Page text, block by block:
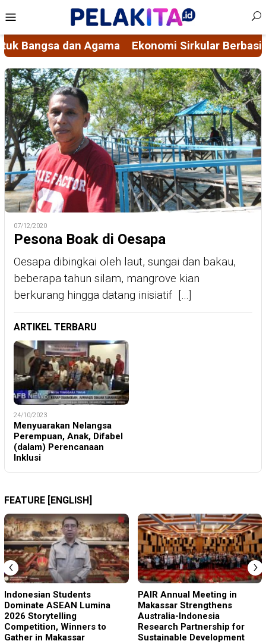
to
content
Menu
Berbasis Nilai Spiritual, Mengubah Masalah
07/12/2020
Pesona Boak di Oesapa
Oesapa dibingkai oleh laut, sungai dan bakau,
beberapa tahun silam, mangrove kian
berkurang hingga datang inisiatif […]
ARTIKEL TERBARU
24/10/2023
Menyuarakan Nelangsa
Perempuan, Anak, Difabel
(dalam) Perencanaan
Inklusi
FEATURE [ENGLISH]
Indonesian Students
Dominate ASEAN Lumina
2026 Storytelling
Competition, Winners to
Gather in Makassar
PAIR Annual Meeting in
Makassar Strengthens
Australia-Indonesia
Research Partnership for
Sustainable Development
‹ ›